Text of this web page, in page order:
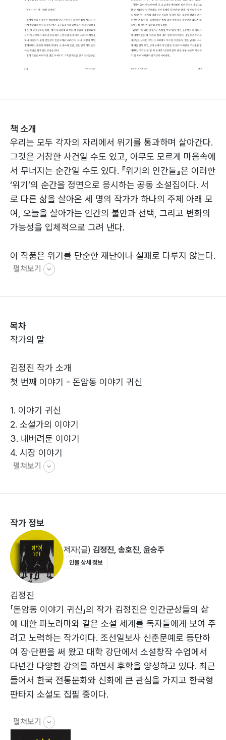
책 소개
우리는 모두 각자의 자리에서 위기를 통과하며 살아간다.
그것은 거창한 사건일 수도 있고, 아무도 모르게 마음속에
서 무너지는 순간일 수도 있다. 『위기의 인간들』은 이러한
‘위기’의 순간을 정면으로 응시하는 공동 소설집이다. 서
로 다른 삶을 살아온 세 명의 작가가 하나의 주제 아래 모
여, 오늘을 살아가는 인간의 불안과 선택, 그리고 변화의
가능성을 입체적으로 그려 낸다.
이 작품은 위기를 단순한 재난이나 실패로 다루지 않는다.
오히려 위기를 통해 인간의 본질이 드러난다고 말한다. 기
끝내, 나는 어떤 인간으로 남을 것인가.
의 흐름으로 이어진다. 현실과 상상, 사회적 문제의식과
내면의 고백이 교차하며 독자를 끌어당긴다. 때로는 냉철
어로 위기의 시간을 통과하는 인간의 모습을 보여 준다.
『위기의 인간들』은 불안의 시대를 살아가는 우리 모두에
게 건네는 질문이자 응답이다. 위기는 피할 수 없는 조건
이지만, 그 앞에서 어떤 태도를 취하느냐에 따라 전혀 다
펼쳐보기
목차
작가의 말
김정진 작가 소개
첫 번째 이야기 - 돈암동 이야기 귀신
1. 이야기 귀신
2. 소설가의 이야기
3. 내버려둔 이야기
4. 시장 이야기
5. 낯선 이야기
두 번째 이야기 – 신(新)멋진 신세계
1. 의문의 죽음
2. ON AIR
3. 아티타 이벤트
4. 빈미나
5. 당첨
6. 예고편
7. 전야제
8. 의심
9. 반
10. 재회
11. 그 남자의 사정
13. 진짜 주인?
펼쳐보기
작가 정보
저자(글) 김정진, 송호진, 윤승주
인물 상세 정보
김정진
「돈암동 이야기 귀신」의 작가 김정진은 인간군상들의 삶
에 대한 파노라마와 같은 소설 세계를 독자들에게 보여 주
려고 노력하는 작가이다. 조선일보사 신춘문예로 등단하
여 장·단편을 써 왔고 대학 강단에서 소설창작 수업에서
다년간 다양한 강의를 하면서 후학을 양성하고 있다. 최근
들어서 한국 전통문화와 신화에 큰 관심을 가지고 한국형
판타지 소설도 집필 중이다.
송호진
SF를 사랑하는 평범한 K 직장인. 나에겐 이런저런 이유로
펼쳐보기